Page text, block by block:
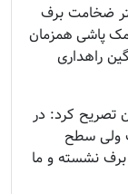
بیش از ۳۰ سانتیمتر ضخامت برف
پاشی همزمان
راهداری
تصریح کرد: در
ولی سطح
نشسته و ما